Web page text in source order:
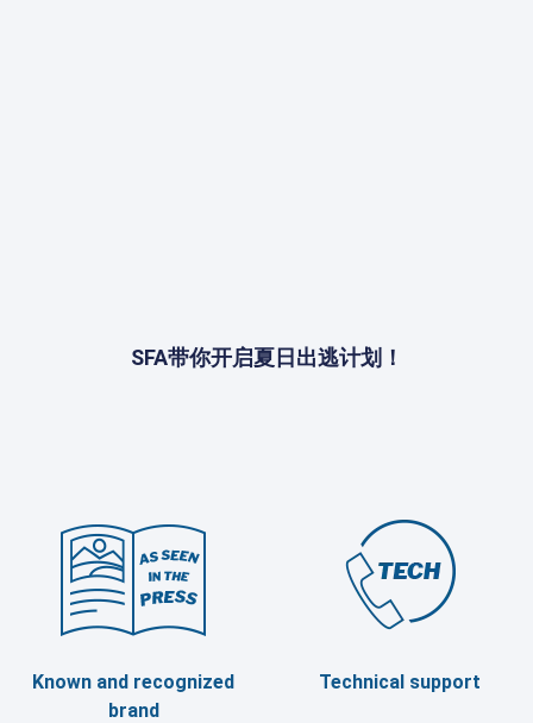
SFA带你开启夏日出逃计划！
Known and recognized
brand
Technical support